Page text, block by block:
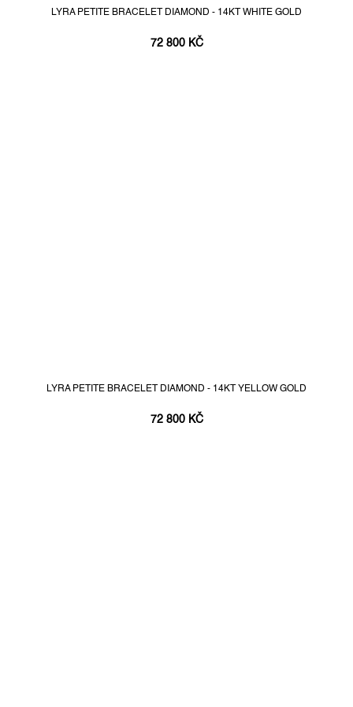
LYRA PETITE BRACELET DIAMOND - 14KT WHITE GOLD
72 800 KČ
LYRA PETITE BRACELET DIAMOND - 14KT YELLOW GOLD
72 800 KČ